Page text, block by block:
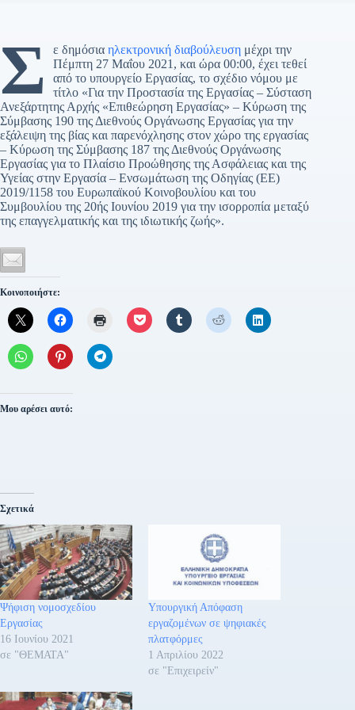
Σ ε δημόσια ηλεκτρονική διαβούλευσημέχρι την
Πέμπτη 27 Μαΐου 2021, και ώρα 00:00, έχει τεθεί
από το υπουργείο Εργασίας, το σχέδιο νόμου με
τίτλο «Για την Προστασία της Εργασίας – Σύσταση
Ανεξάρτητης Αρχής «Επιθεώρηση Εργασίας» – Κύρωση της
Σύμβασης 190 της Διεθνούς Οργάνωσης Εργασίας για την
εξάλειψη της βίας και παρενόχλησης στον χώρο της εργασίας
– Κύρωση της Σύμβασης 187 της Διεθνούς Οργάνωσης
Εργασίας για το Πλαίσιο Προώθησης της Ασφάλειας και της
Υγείας στην Εργασία – Ενσωμάτωση της Οδηγίας (ΕΕ)
2019/1158 του Ευρωπαϊκού Κοινοβουλίου και του
Συμβουλίου της 20ής Ιουνίου 2019 για την ισορροπία μεταξύ
της επαγγελματικής και της ιδιωτικής ζωής».
Κοινοποιήστε:
Μου αρέσει αυτό:
Σχετικά
Ψήφιση νομοσχεδίου
Εργασίας
16 Ιουνίου 2021
σε "ΘΕΜΑΤΑ"
Υπουργική Απόφαση
εργαζομένων σε ψηφιακές
πλατφόρμες
1 Απριλίου 2022
σε "Επιχειρείν"